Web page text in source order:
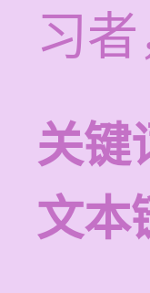
习
关键
文本